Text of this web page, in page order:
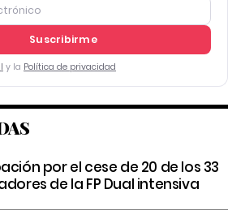
Suscribirme
y la Política de privacidad
por el cese de 20 de los 33
de la FP Dual intensiva